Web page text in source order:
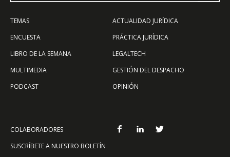
TEMAS
ENCUESTA
LIBRO DE LA SEMANA
MULTIMEDIA
PODCAST
ACTUALIDAD JURÍDICA
PRÁCTICA JURÍDICA
LEGALTECH
GESTIÓN DEL DESPACHO
OPINIÓN
COLABORADORES
SUSCRÍBETE A NUESTRO BOLETÍN